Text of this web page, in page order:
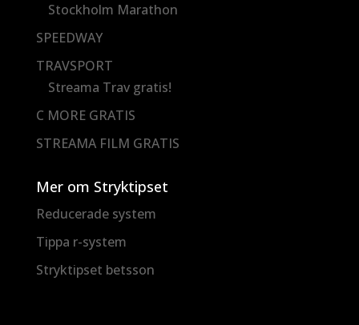
Stockholm Marathon
SPEEDWAY
TRAVSPORT
Streama Trav gratis!
C MORE GRATIS
STREAMA FILM GRATIS
Mer om Stryktipset
Reducerade system
Tippa r-system
Stryktipset betsson